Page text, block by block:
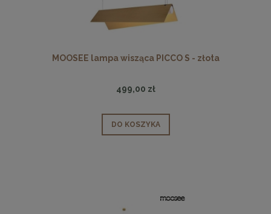
MOOSEE lampa wisząca PICCO S - złota
499,00 zł
DO KOSZYKA